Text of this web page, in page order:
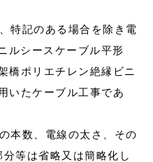
特記のある場合を除き電
ルシースケーブル平形
橋ポリエチレン絶縁ビニ
いたケーブル工事であ
本数、電線の太さ、その
等は省略又は簡略化し